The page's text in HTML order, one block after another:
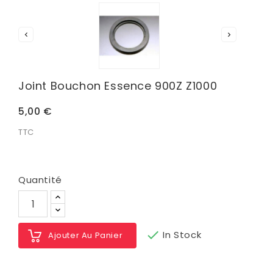
 
Joint Bouchon Essence 900Z Z1000
5,00 €
TTC
Quantité
Ajouter Au Panier  In Stock